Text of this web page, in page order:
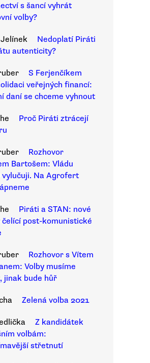
s šancí vyhrát
volby?
Nedoplatí Piráti
autenticity?
S Ferjenčíkem
veřejných financí:
daní se chceme vyhnout
Proč Piráti ztrácejí
Rozhovor
Bartošem: Vládu
vylučuji. Na Agrofert
Piráti a STAN: nové
post-komunistické
Rozhovor s Vítem
Volby musíme
jinak bude hůř
Zelená volba 2021
Z kandidátek
volbám:
střetnutí